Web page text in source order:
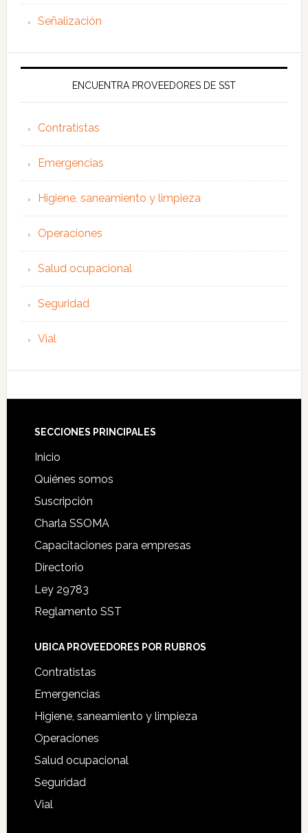
Señalización
ENCUENTRA PROVEEDORES DE SST
Contratistas
Emergencias
Higiene, saneamiento y limpieza
Operaciones
Salud ocupacional
Seguridad
Vial
Footer
SECCIONES PRINCIPALES
Inicio
Quiénes somos
Suscripción
Charla SSOMA
Capacitaciones para empresas
Directorio
Ley 29783
Reglamento SST
UBICA PROVEEDORES POR RUBROS
Contratistas
Emergencias
Higiene, saneamiento y limpieza
Operaciones
Salud ocupacional
Seguridad
Vial